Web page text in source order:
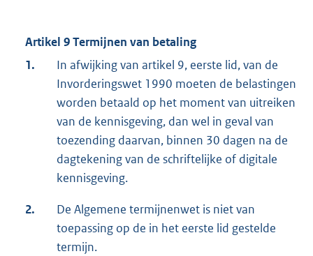
Artikel 9 Termijnen van betaling
1.
In afwijking van artikel 9, eerste lid, van de
Invorderingswet 1990 moeten de belastingen
worden betaald op het moment van uitreiken
van de kennisgeving, dan wel in geval van
toezending daarvan, binnen 30 dagen na de
dagtekening van de schriftelijke of digitale
kennisgeving.
2.
De Algemene termijnenwet is niet van
toepassing op de in het eerste lid gestelde
termijn.